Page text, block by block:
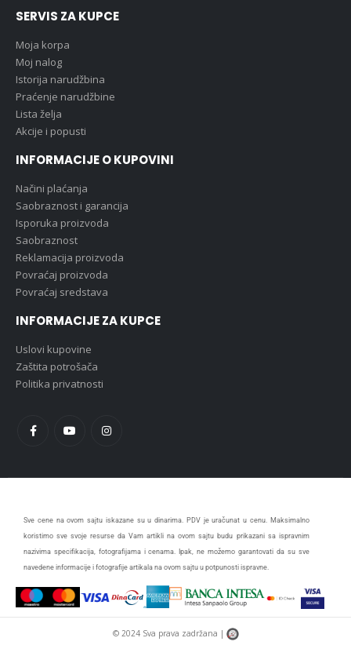
SERVIS ZA KUPCE
Moja korpa
Moj nalog
Istorija narudžbina
Praćenje narudžbine
Lista želja
Akcije i popusti
INFORMACIJE O KUPOVINI
Načini plaćanja
Saobraznost i garancija
Isporuka proizvoda
Saobraznost
Reklamacija proizvoda
Povraćaj proizvoda
Povraćaj sredstava
INFORMACIJE ZA KUPCE
Uslovi kupovine
Zaštita potrošača
Politika privatnosti
Sve cene na ovom sajtu iskazane su u dinarima. PDV je uračunat u cenu. Maksimalno
koristimo sve svoje resurse da Vam artikli na ovom sajtu budu prikazani sa ispravnim
nazivima specifikacija, fotografijama i cenama. Ipak, ne možemo garantovati da su sve
navedene informacije i fotografije artikala na ovom sajtu u potpunosti ispravne.
© 2024 Sva prava zadržana |